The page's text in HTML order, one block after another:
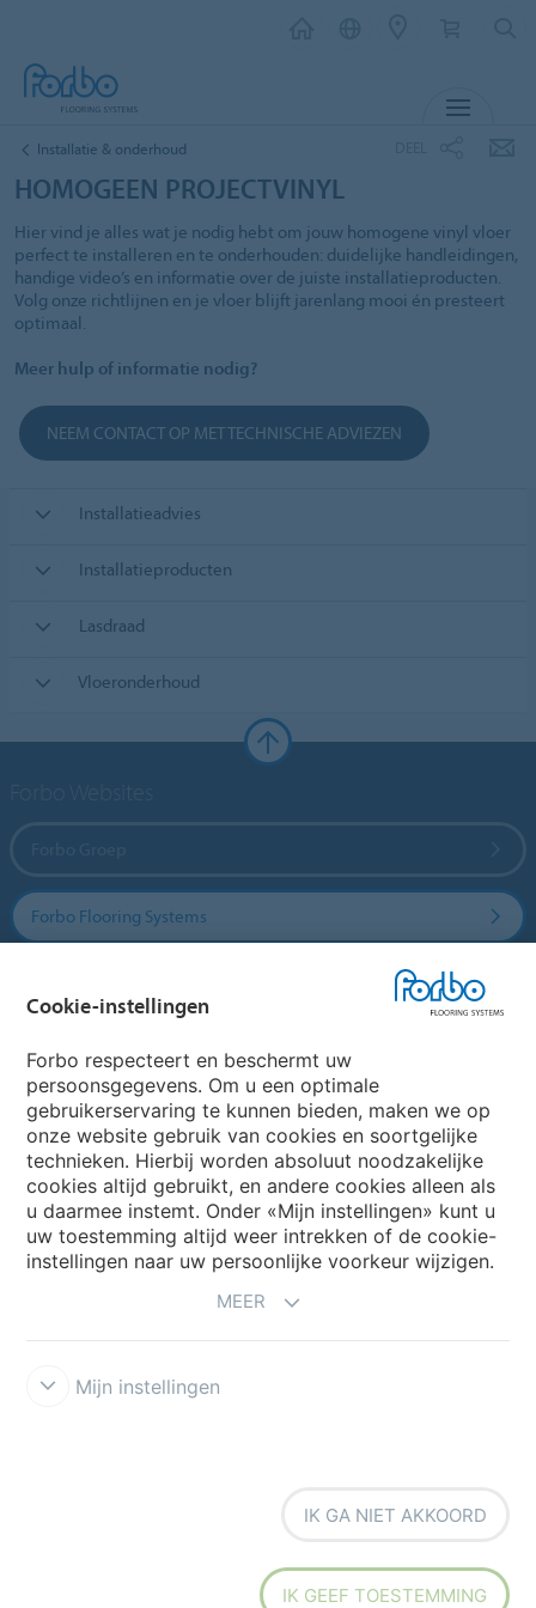
Installatie & onderhoud
HOMOGEEN PROJECTVINYL
Hier vind je alles wat je nodig hebt om jouw homogene vinyl vloer
perfect te installeren en te onderhouden: duidelijke handleidingen,
handige video’s en informatie over de juiste installatieproducten.
Volg onze richtlijnen en je vloer blijft jarenlang mooi én presteert
optimaal.
Meer hulp of informatie nodig?
NEEM CONTACT OP MET TECHNISCHE ADVIEZEN
Installatieadvies
Installatieproducten
Lasdraad
Vloeronderhoud
Forbo Flooring Systems
Website
Kies uw land
My Forbo
Disclaimer Cookies Forbo
Cookie-instellingen
Forbo respecteert en beschermt uw
persoonsgegevens. Om u een optimale
gebruikerservaring te kunnen bieden, maken we op
onze website gebruik van cookies en soortgelijke
technieken. Hierbij worden absoluut noodzakelijke
cookies altijd gebruikt, en andere cookies alleen als
u daarmee instemt. Onder «Mijn instellingen» kunt u
uw toestemming altijd weer intrekken of de cookie-
instellingen naar uw persoonlijke voorkeur wijzigen.
MEER
Mijn instellingen
IK GA NIET AKKOORD
IK GEEF TOESTEMMING